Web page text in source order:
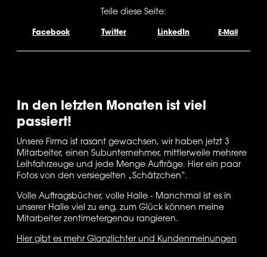
Teile diese Seite:
Facebook Twitter LinkedIn E-Mail
In den letzten Monaten ist viel
passiert!
Unsere Firma ist rasant gewachsen, wir haben jetzt 3
Mitarbeiter, einen Subunternehmer, mittlerweile mehrere
Leihfahrzeuge und jede Menge Aufträge. Hier ein paar
Fotos von den versiegelten „Schätzchen“.
Volle Auftragsbücher, volle Halle - Manchmal ist es in
unserer Halle viel zu eng, zum Glück können meine
Mitarbeiter zentimetergenau rangieren.
Hier gibt es mehr Glanzlichter und Kundenmeinungen